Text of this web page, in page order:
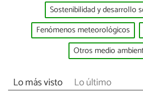
Sostenibilidad y desarrollo
Fenómenos meteorológicos
Otros medio
Lo más visto Lo último